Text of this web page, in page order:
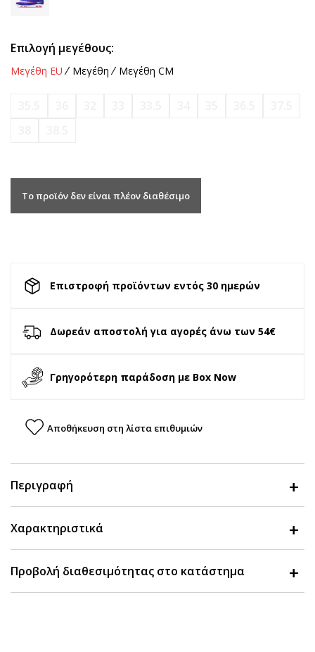
Επιλογή μεγέθους:
Μεγέθη EU Μεγέθη Μεγέθη CM
Το προϊόν δεν είναι πλέον διαθέσιμο
Επιστροφή προϊόντων εντός 30 ημερών
Δωρεάν αποστολή για αγορές άνω των 54€
Γρηγορότερη παράδοση με Box Now
Αποθήκευση στη λίστα επιθυμιών
Περιγραφή
Χαρακτηριστικά
Προβολή διαθεσιμότητας στο κατάστημα